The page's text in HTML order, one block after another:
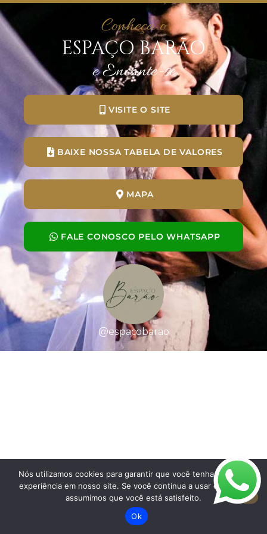
Conheça o
ESPAÇO BARÃO
e Encante-se
VISITE O SITE
BAIXE NOSSA TABELA DE VALORES
MAPA
FALE CONOSCO PELO WHATSAPP
@espacobarao
Nós utilizamos cookies para garantir que você tenha a melhor
experiência em nosso site. Se você continua a usar este site,
assumimos que você está satisfeito.
Ok